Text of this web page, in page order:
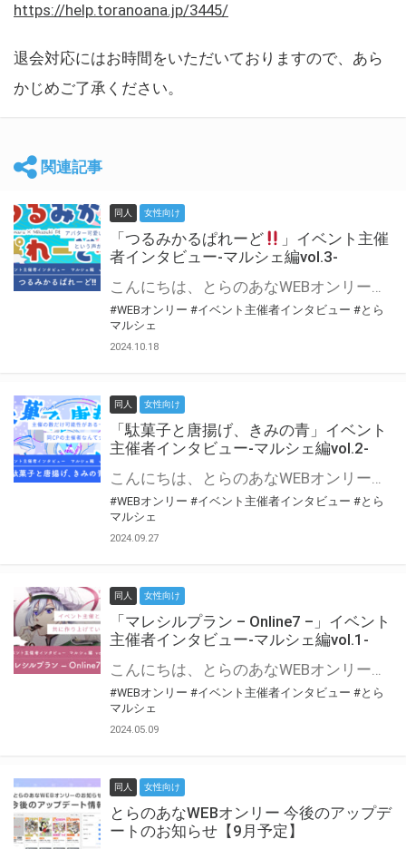
https://help.toranoana.jp/3445/
退会対応にはお時間をいただいておりますので、あら
かじめご了承ください。
関連記事
同人 女性向け
「つるみかるぱれーど
」イベント主催
者インタビュー-マルシェ編vol.3-
こんにちは、とらのあなWEBオンリー運営スタッフです。 新たにお届けする、イベント主催者インタビュー-マルシェ編-は、 とらのあなWEBオンリー「マルシェ」をご利用した主催様に 「マルシェ」を使って開催した感想や心がけをお聞きする企画です。 今回は、WEBオンリー初開催「つるみかるぱれーど
#WEBオンリー #イベント主催者インタビュー #とら
マルシェ
2024.10.18
同人 女性向け
「駄菓子と唐揚げ、きみの青」イベント
主催者インタビュー-マルシェ編vol.2-
こんにちは、とらのあなWEBオンリー運営スタッフです。 新たにお届けする、イベント主催者インタビュー-マルシェ編-は、 とらのあなWEBオンリー「マルシェ」をご利用の主催様に 「マルシェ」を使ってイベントを開催した感想や心がけをお聞きする企画です。 今回は、WEBオンリー初開催「駄菓子と唐揚げ、きみの青」より、 主催のぎこ六屋様にお話を伺いました。 協力：ぎこ六屋様／イベント公式Twitter（@krkgwks） とらのあなWEBオンリー「マルシェ」とは？ WEBオンリーでリアルタイムでコミュニケーションがとれるオンライン会場です。
#WEBオンリー #イベント主催者インタビュー #とら
マルシェ
2024.09.27
同人 女性向け
「マレシルプラン – Online7 –」イベント
主催者インタビュー-マルシェ編vol.1-
こんにちは、とらのあなWEBオンリー運営スタッフです。 新たにお届けする、イベント主催者インタビュー-マルシェ編-は、 とらのあなWEBオンリー「マルシェ」をご利用した主催様に 「マルシェ」を使って開催した感想や心がけをお聞きする企画です。 今回は、WEBオンリー開催7回目迎えた「マレシルプラン – Online7 –」より、 主催の玉川うた様にお話を伺いました。 ▼マレシルプランのインタビュー前回記事 「イベント主催者インタビュー vol.6」はこちら 協力：玉川うた様（マレシルプラン実行委員会 代表）／イベント公式Twitter（@mallesil_plan） とらのあなWEBオンリー「マルシェ」とは？ WEBオンリーでリアルタイムでコミュニケーションがとれるオンライン会場です。
#WEBオンリー #イベント主催者インタビュー #とら
マルシェ
2024.05.09
同人 女性向け
とらのあなWEBオンリー 今後のアップデ
ートのお知らせ【9月予定】